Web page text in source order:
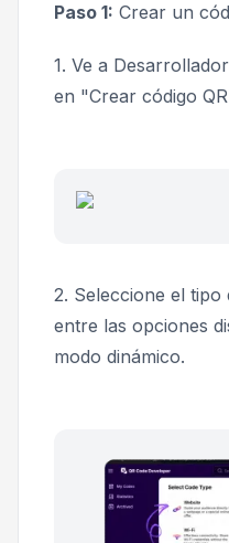
Paso 1: Crear un
1. Ve a
en "Crear código
2. Seleccione el tipo
entre las opciones
modo dinámico.